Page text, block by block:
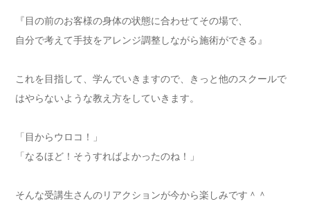
『目の前のお客様の身体の状態に合わせてその場で、
自分で考えて手技をアレンジ調整しながら施術ができる』
これを目指して、学んでいきますので、きっと他のスクールで
はやらないような教え方をしていきます。
「目からウロコ！」
「なるほど！そうすればよかったのね！」
そんな受講生さんのリアクションが今から楽しみです＾＾